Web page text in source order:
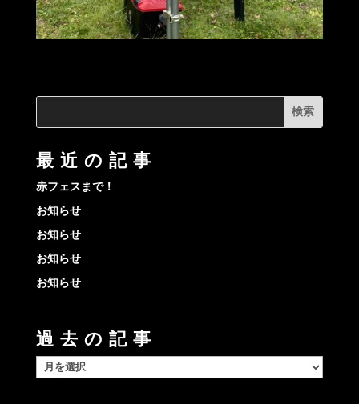
最近の記事
赤フェスまで！
お知らせ
お知らせ
お知らせ
お知らせ
過去の記事
去